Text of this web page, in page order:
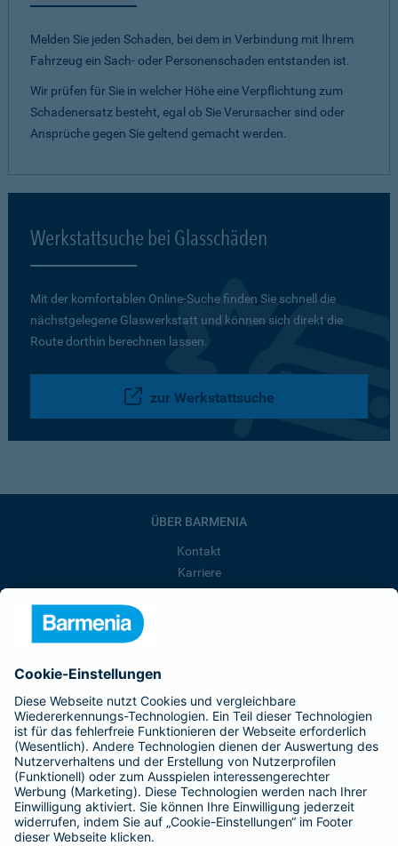
Melden Sie jeden Schaden, bei dem in Verbindung mit Ihrem
Fahrzeug ein Sach- oder Personenschaden entstanden ist.
Wir prüfen für Sie in welcher Höhe eine Verpflichtung zum
Schadenersatz besteht, egal ob Sie Verursacher sind oder
Ansprüche gegen Sie geltend gemacht werden.
Werkstattsuche bei Glasschäden
Mit der komfortablen Online-Suche finden Sie schnell die
nächstgelegene Glaswerkstatt und können sich direkt die
Route dorthin berechnen lassen.
zur Werkstattsuche
ÜBER BARMENIA
Kontakt
Karriere
Barmenia ist Teil der BarmeniaGothaer
BELIEBTE SEITEN
Kranken-Zusatzversicherung
Tierversicherungen
Haftpflichtversicherung
Hausratversicherung